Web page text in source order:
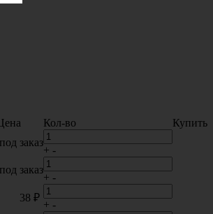
Кол-во
Купить
под заказ
+ -
под заказ
+ -
38 ₽
+ -